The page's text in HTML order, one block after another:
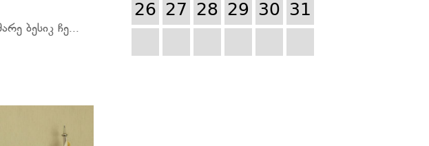
ბესიკ ჩე...
26 27 28 29 30 31